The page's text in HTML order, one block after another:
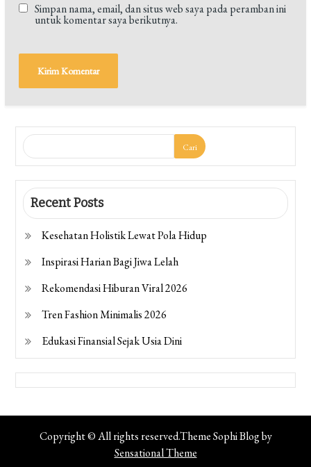
Simpan nama, email, dan situs web saya pada peramban ini
untuk komentar saya berikutnya.
Cari
Recent Posts
Kesehatan Holistik Lewat Pola Hidup
Inspirasi Harian Bagi Jiwa Lelah
Rekomendasi Hiburan Viral 2026
Tren Fashion Minimalis 2026
Edukasi Finansial Sejak Usia Dini
Copyright © All rights reserved.Theme Sophi Blog by
Sensational Theme